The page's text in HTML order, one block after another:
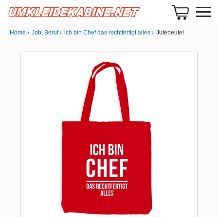
Home Job, Beruf ich bin Chef das rechtfertigt alles Jutebeutel